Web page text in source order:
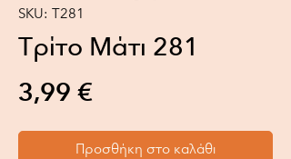
SKU: Τ281
Τρίτο Μάτι 281
3,99 €
Προσθήκη στο καλάθι